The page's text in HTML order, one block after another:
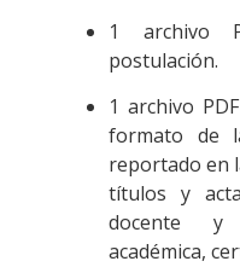
1 archivo
postulación.
1 archivo
formato de
reportado en
títulos y
docente y
académica,